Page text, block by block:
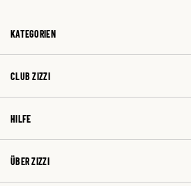
KATEGORIEN
CLUB ZIZZI
HILFE
ÜBER ZIZZI